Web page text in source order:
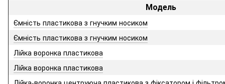
Модель
Ємність пластикова з гнучким носиком
Ємність пластикова з гнучким носиком
Лійка воронка пластикова
Лійка воронка пластикова